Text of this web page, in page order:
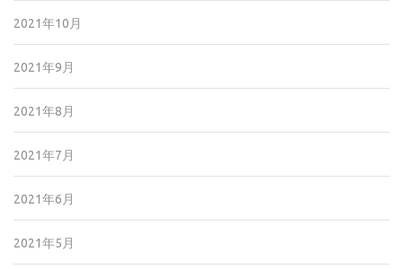
2021年10月
2021年9月
2021年8月
2021年7月
2021年6月
2021年5月